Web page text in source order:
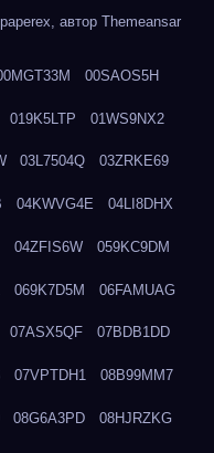
автор Themeansar
00SAOS5H
019K5LTP 01WS9NX2
03L7504Q 03ZRKE69
04KWVG4E 04LI8DHX
04ZFIS6W 059KC9DM
069K7D5M 06FAMUAG
07ASX5QF 07BDB1DD
07VPTDH1 08B99MM7
08G6A3PD 08HJRZKG